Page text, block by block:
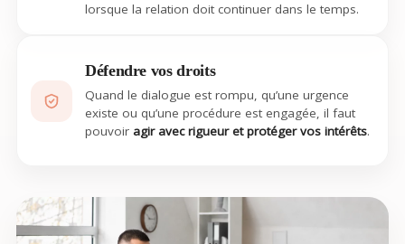
lorsque la relation doit continuer dans le temps.
Défendre vos droits
Quand le dialogue est rompu, qu’une urgence
existe ou qu’une procédure est engagée, il faut
pouvoir agir avec rigueur et protéger vos intérêts.